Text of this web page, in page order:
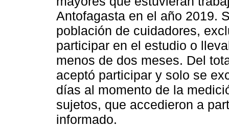
Antofagasta en el año 2019.
población de cuidadores,
participar en el estudio o
menos de dos meses. Del
aceptó participar y solo se
días al momento de la
sujetos, que accedieron a
informado.